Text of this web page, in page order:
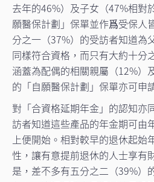
去年的46%）及子女（47%相對
願醫保計劃」保單並作爲受保人
分之一（37%）的受訪者知道為
同樣符合資格，而只有大約十分
涵蓋為配偶的相關親屬（12%）
的「自願醫保計劃」保單亦可申
對「合資格延期年金」的認知亦
訪者知道這些產品的年金期可由
上便開始。相對較早的退休起始
性，讓有意提前退休的人士享有
是，差不多有五分之二（39%）